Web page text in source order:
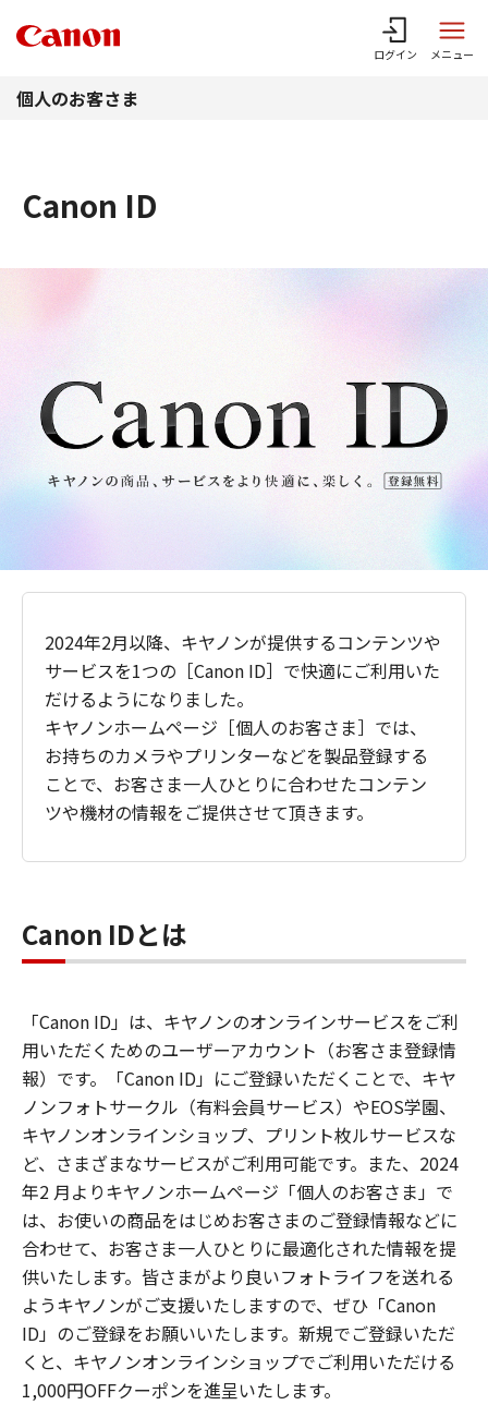
ログイン メニュー
個人のお客さま
Canon ID
2024年2月以降、キヤノンが提供するコンテンツや
サービスを1つの［Canon ID］で快適にご利用いた
だけるようになりました。
キヤノンホームページ［個人のお客さま］では、
お持ちのカメラやプリンターなどを製品登録する
ことで、お客さま一人ひとりに合わせたコンテン
ツや機材の情報をご提供させて頂きます。
Canon IDとは
「Canon ID」は、キヤノンのオンラインサービスをご利
用いただくためのユーザーアカウント（お客さま登録情
報）です。「Canon ID」にご登録いただくことで、キヤ
ノンフォトサークル（有料会員サービス）やEOS学園、
キヤノンオンラインショップ、プリント枚ルサービスな
ど、さまざまなサービスがご利用可能です。また、2024
年2 月よりキヤノンホームページ「個人のお客さま」で
は、お使いの商品をはじめお客さまのご登録情報などに
合わせて、お客さま一人ひとりに最適化された情報を提
供いたします。皆さまがより良いフォトライフを送れる
ようキヤノンがご支援いたしますので、ぜひ「Canon
ID」のご登録をお願いいたします。新規でご登録いただ
くと、キヤノンオンラインショップでご利用いただける
1,000円OFFクーポンを進呈いたします。